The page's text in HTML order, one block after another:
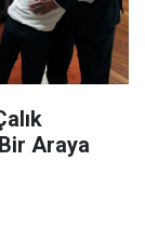
Araya